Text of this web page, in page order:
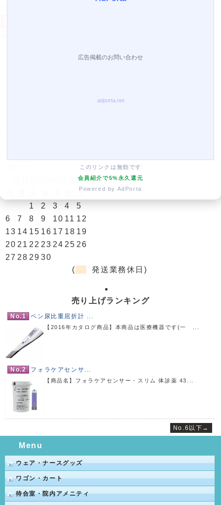
翌月(2026年9月)
土
1
2 3 4
5
6
7 8 9 10 11 12
13 14 15 16 17 18 19
20 21 22 23 24 25 26
27 28 29 30
(
発送業務休日)
売り上げランキング
No.1 ペン尿比重屈折計 ...
【2016年カタログ商品】本商品は医療機器です(一 ...
No.2 フォラケアセンサ...
【商品名】フォラケアセンサー・スリム 体診薬 43...
No.6以下→
Menu
ウェア・ナースグッズ
ワゴン・カート
待合室・院内アメニティ
このリンクは無効です
会員紹介で5%永久還元
Powered by AdPorta